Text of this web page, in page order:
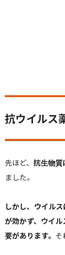
抗ウイルス
先ほど、 抗生物質
ました。
しかし、ウイル
が効かず、ウイ
要があります。 そ